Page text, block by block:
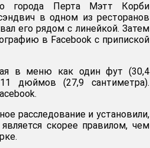
города Перта Мэтт Корби
в одном из ресторанов
его рядом с линейкой. Затем
в Facebook с припиской
в меню как один фут (30,4
дюймов (27,9 сантиметра).
расследование и установили,
скорее правилом, чем